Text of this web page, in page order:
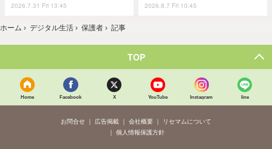
2026.7.31 Fri 13:45 2026.8.7 Fri 10:45
ホーム › デジタル生活 › 保護者 › 記事
TOP
Home Facebook X YouTube Instagram line
お問合せ 広告掲載 会社概要
リセマムについて
個人情報保護方針